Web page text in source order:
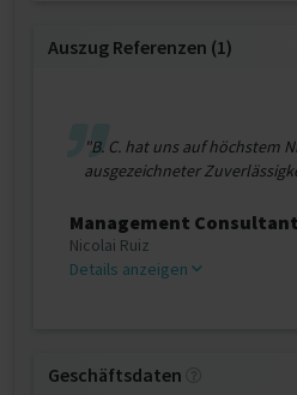
Auszug Referenzen (1)
"B. C. hat uns auf höchstem
ausgezeichneter
Management Consultant
Nicolai Ruiz
Details anzeigen
Geschäftsdaten